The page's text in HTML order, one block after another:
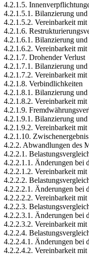
4.2.1.5.
4.2.1.5.1. Bilanzierung
4.2.1.5.2. Vereinbarkeit
4.2.1.6.
4.2.1.6.1. Bilanzierung
4.2.1.6.2. Vereinbarkeit
4.2.1.7. Drohender Verlust
4.2.1.7.1. Bilanzierung
4.2.1.7.2. Vereinbarkeit
4.2.1.8. Verbindlichkeiten
4.2.1.8.1. Bilanzierung
4.2.1.8.2. Vereinbarkeit
4.2.1.9.
4.2.1.9.1. Bilanzierung
4.2.1.9.2. Vereinbarkeit
4.2.1.10. Zwischenergebnis
4.2.2. Abwandlungen des
4.2.2.1.
4.2.2.1.1. Änderungen bei
4.2.2.1.2. Vereinbarkeit
4.2.2.2.
4.2.2.2.1. Änderungen bei
4.2.2.2.2. Vereinbarkeit
4.2.2.3.
4.2.2.3.1. Änderungen bei
4.2.2.3.2. Vereinbarkeit
4.2.2.4.
4.2.2.4.1. Änderungen bei
4.2.2.4.2. Vereinbarkeit